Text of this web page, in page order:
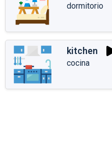
dormitorio
kitchen
cocina